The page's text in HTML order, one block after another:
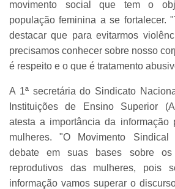
movimento social que tem o
população feminina a se fortalecer.
destacar que para evitarmos
precisamos conhecer sobre nosso
é respeito e o que é tratamento
A 1ª secretária do Sindicato
Instituições de Ensino Superior
atesta a importância da informação
mulheres. "O Movimento
debate em suas bases sobre
reprodutivos das mulheres, pois
informação vamos superar o